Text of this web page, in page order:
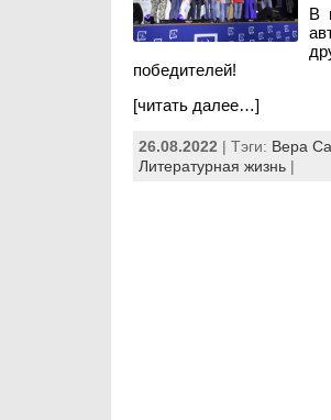
В
победителей!
[читать далее…]
26.08.2022 | Тэги: Вера
Литературная жизнь|